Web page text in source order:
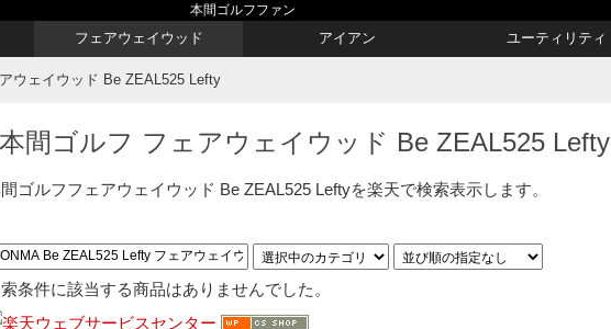
本間ゴルフファン
フェアウェイウッド アイアン ユーティリティ
ウェイウッド Be ZEAL525 Lefty
本間ゴルフ フェアウェイウッド Be ZEAL525 Lefty
ゴルフフェアウェイウッド Be ZEAL525 Leftyを楽天で検索表示します。
条件に該当する商品はありませんでした。